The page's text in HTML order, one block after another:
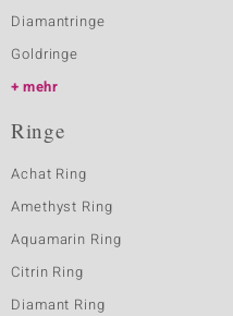
Diamantringe
Goldringe
mehr
Ringe
Achat Ring
Amethyst Ring
Aquamarin Ring
Citrin Ring
Diamant Ring